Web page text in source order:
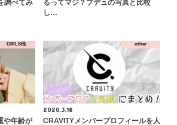
調べてみ
るってマジ？プデュの写真と比較
し…
GIRLS他
や年齢が
other
2020.3.18
CRAVITYメンバープロフィールを人